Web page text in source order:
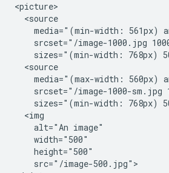
<picture>
  <source
media="(min-width: 561px)
srcset="/image-1000.jpg
sizes="(min-width: 768px)
  <source
media="(max-width: 560px)
srcset="/image-1000-sm.jpg
sizes="(min-width: 768px)
  <img
    alt="An image"
    width="500"
    height="500"
    src="/image-500.jpg">